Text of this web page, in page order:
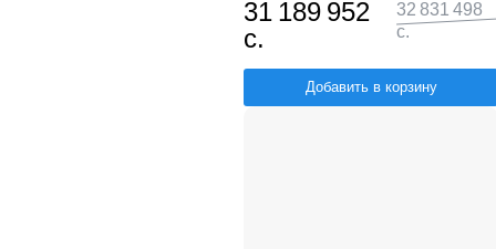
31 189 952
с.
32 831 498
с.
Добавить в корзину